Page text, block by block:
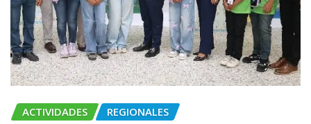
ACTIVIDADES REGIONALES